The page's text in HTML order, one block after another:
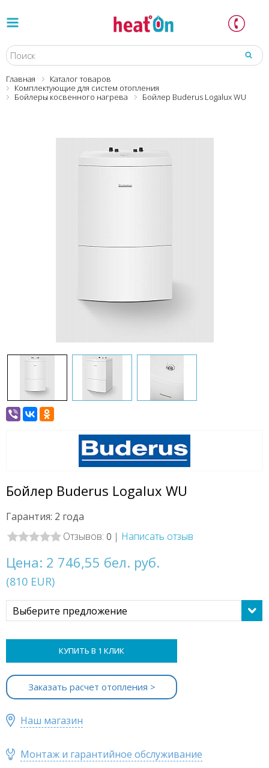
Главная
Каталог товаров
Комплектующие для систем отопления
Бойлеры косвенного нагрева
Бойлер Buderus Logalux WU
Бойлер Buderus Logalux WU
Гарантия: 2 года
Отзывов: 0 | Написать отзыв
Цена: 2 746,55 бел. руб.
(810 EUR)
Выберите предложение
КУПИТЬ В 1 КЛИК
Заказать расчет отопления >
Наш магазин
Монтаж и гарантийное обслуживание